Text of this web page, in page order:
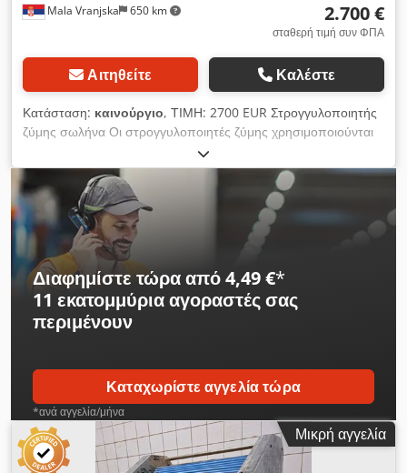
Mala Vranjska 650 km 2.700 €
σταθερή τιμή συν ΦΠΑ
Αιτηθείτε Καλέστε
Κατάσταση: καινούργιο, ΤΙΜΗ: 2700 EUR Στρογγυλοποιητής
ζύμης σωλήνα Οι στρογγυλοποιητές ζύμης χρησιμοποιούνται
για το σχηματισμό της ζύμης Dcsdpfsuufd Iex Ah Eok
Χρησιμοποιούνται στη βιομηχανία αρτοποιίας και
ζαχαροπλαστικής Διαστάσεις: 350x550x800mm Ηλεκτρική
ισχύς: 0,6kW Βάρος μερίδας: 30-300 γραμμάρια Βάρος
μηχανής: 62 kg
Διαφημίστε τώρα από 4,49 €*
11 εκατομμύρια αγοραστέςσας
περιμένουν
Καταχωρίστε αγγελία τώρα
*ανά αγγελία/μήνα
Μικρή αγγελία